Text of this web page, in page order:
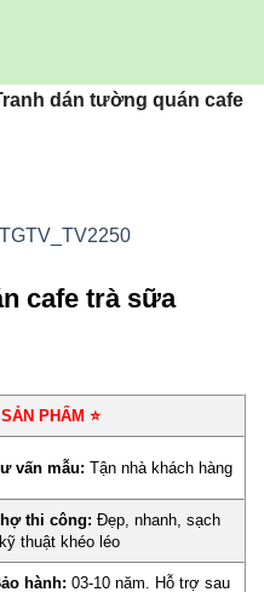
dán tường quán cafe
cafe trà sữa
PHẨM ⭐
vấn mẫu: Tận nhà khách hàng
thi công: Đẹp, nhanh, sạch
thuật khéo léo
hành: 03-10 năm. Hỗ trợ sau